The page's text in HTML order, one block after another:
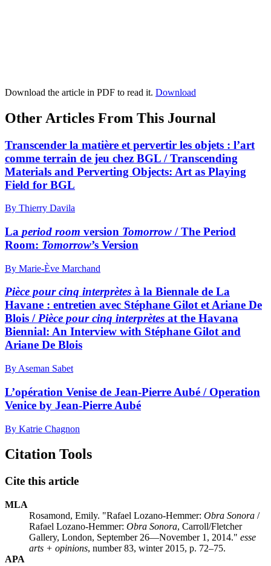
Download the article in PDF to read it. Download
Other Articles From This Journal
Transcender la matière et pervertir les objets : l’art
comme terrain de jeu chez BGL / Transcending
Materials and Perverting Objects: Art as Playing
Field for BGL
By Thierry Davila
La period room version Tomorrow / The Period
Room: Tomorrow’s Version
By Marie-Ève Marchand
Pièce pour cinq interprètes à la Biennale de La
Havane : entretien avec Stéphane Gilot et Ariane De
Blois /Pièce pour cinq interprètes at the Havana
Biennial: An Interview with Stéphane Gilot and
Ariane De Blois
By Aseman Sabet
L’opération Venise de Jean-Pierre Aubé / Operation
Venice by Jean-Pierre Aubé
By Katrie Chagnon
Citation Tools
Cite this article
MLA
Rosamond, Emily. "Rafael Lozano-Hemmer: Obra Sonora /
Rafael Lozano-Hemmer: Obra Sonora, Carroll/Fletcher
Gallery, London, September 26—November 1, 2014." esse
arts + opinions, number 83, winter 2015, p. 72–75.
APA